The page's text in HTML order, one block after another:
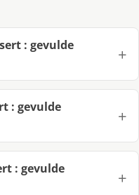
: gevulde
: gevulde
: gevulde